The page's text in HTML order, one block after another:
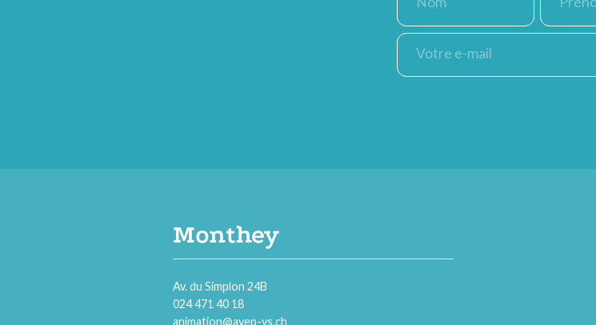
(Nécessaire) (Nécessaire)
E-
mail
(Nécessaire)
Monthey
Av. du Simplon 24B
024 471 40 18
animation@avep-vs.ch